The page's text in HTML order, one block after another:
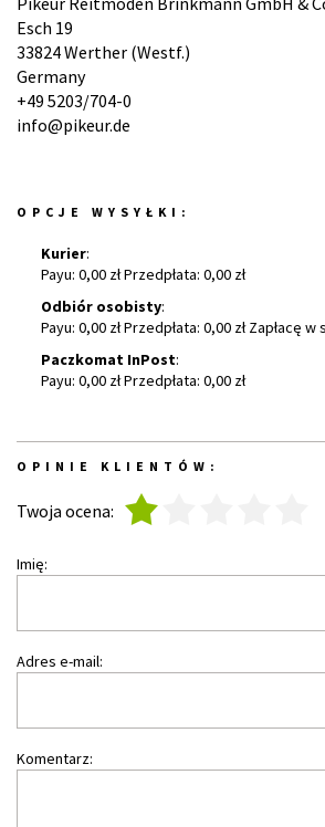
Esch 19
33824 Werther (Westf.)
Germany
+49 5203/704-0
info@pikeur.de
OPCJE WYSYŁKI:
Kurier:
Payu: 0,00 zł Przedpłata: 0,00 zł
Odbiór osobisty:
Payu: 0,00 zł Przedpłata: 0,00 zł Zapłacę w
Paczkomat InPost:
Payu: 0,00 zł Przedpłata: 0,00 zł
OPINIE KLIENTÓW:
Twoja ocena:
Imię:
Adres e-mail:
Komentarz: